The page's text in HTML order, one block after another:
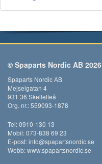
© Spaparts Nordic AB 2026
Spaparts Nordic AB
Mejselgatan 4
931 36 Skellefteå
Org. nr.: 559093-1878
Tel: 0910-130 13
Mobil: 073-838 69 23
E-post:info@spapartsnordic.se
Webb:www.spapartsnordic.se